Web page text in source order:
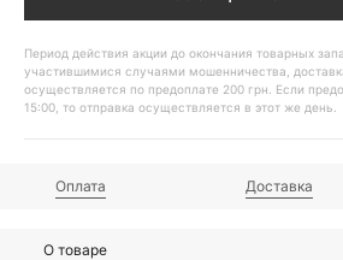
Период действия акции до окончания товарных
участившимися случаями мошенничества,
осуществляется по предоплате 200 грн. Если
15:00, то отправка осуществляется в этот же день.
Оплата Доставка
О товаре